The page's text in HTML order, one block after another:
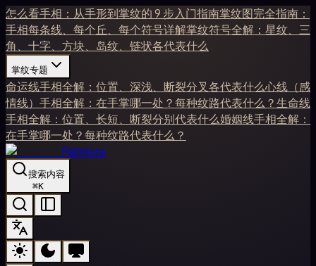
怎么看手相：从手形到掌纹的 9 步入门指南掌纹图完全指南：
手相每条线、每个丘、每个符号详解掌纹符号全解：星纹、三
角、十字、方块、岛纹、链状各代表什么
掌纹专题
命运线手相全解：位置、深浅、断裂分叉各代表什么心线（感
情线）手相全解：在手掌哪一处？每种纹路代表什么？生命线
手相全解：位置、长短、断裂分别代表什么婚姻线手相全解：
在手掌哪一处？每种纹路代表什么？
Palmlore
搜索内容
⌘K